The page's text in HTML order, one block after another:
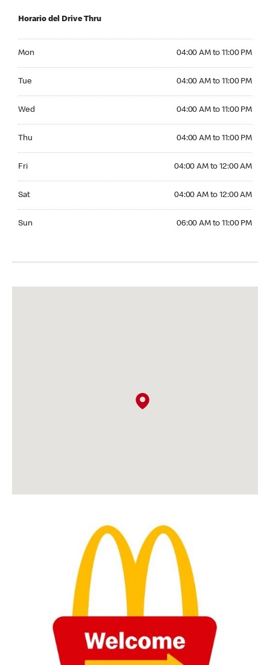
Horario del Drive Thru
Mon 04:00 AM to 11:00 PM
Tue 04:00 AM to 11:00 PM
Wed 04:00 AM to 11:00 PM
Thu 04:00 AM to 11:00 PM
Fri 04:00 AM to 12:00 AM
Sat 04:00 AM to 12:00 AM
Sun 06:00 AM to 11:00 PM